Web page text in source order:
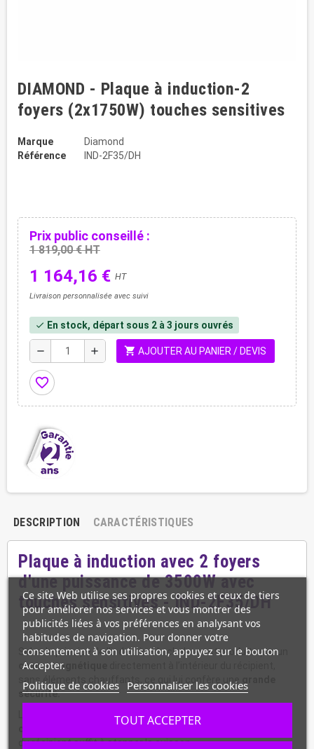
DIAMOND - Plaque à induction-2
foyers (2x1750W) touches sensitives
Marque
Diamond
Référence
IND-2F35/DH
Prix public conseillé :
1 819,00 € HT
1 164,16 € HT
Livraison personnalisée avec suivi
check En stock, départ sous 2 à 3 jours ouvrés
remove add shopping_cart AJOUTER AU PANIER / DEVIS
favorite_border
DESCRIPTION CARACTÉRISTIQUES
Plaque à induction avec 2 foyers
d'une puissance de 3500W avec
touches sensitives - IND-2F35/DH
Selon le principe de l'induction, la chaleur est produite par un
champ magnétique
sans éléments chauffants, ce qui lui confère une
sécurité.
La cuisson s’effectue pratiquement sans
du récipient suffit à stopper la cuisson.
Ce site Web utilise ses propres cookies et ceux de tiers
pour améliorer nos services et vous montrer des
publicités liées à vos préférences en analysant vos
habitudes de navigation. Pour donner votre
consentement à son utilisation, appuyez sur le bouton
Accepter.
Politique de cookies Personnaliser les cookies
TOUT ACCEPTER